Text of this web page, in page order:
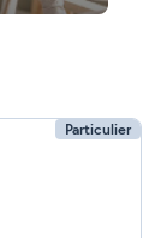
Particulier